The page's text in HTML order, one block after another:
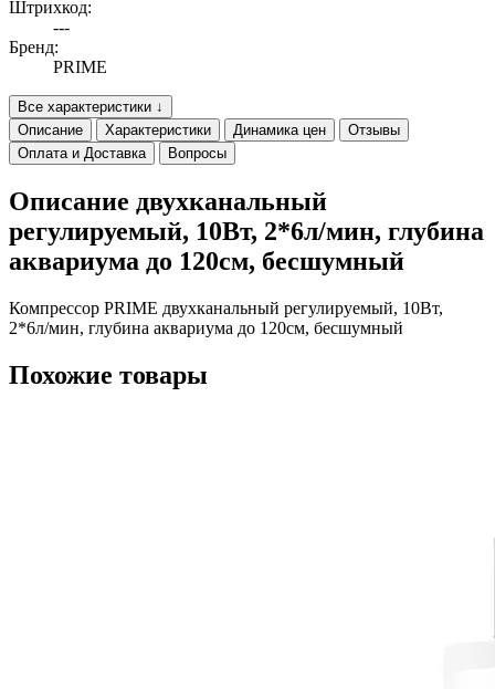
Штрихкод:
---
Бренд:
PRIME
Все характеристики ↓
Описание
Характеристики Динамика цен
Отзывы
Оплата и Доставка
Вопросы
Описание двухканальный
регулируемый, 10Вт, 2*6л/мин, глубина
аквариума до 120см, бесшумный
Компрессор PRIME двухканальный регулируемый, 10Вт,
2*6л/мин, глубина аквариума до 120см, бесшумный
Похожие товары